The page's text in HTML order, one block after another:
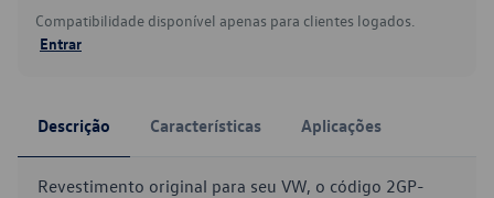
Compatibilidade disponível apenas para clientes logados.
Entrar
Descrição Características Aplicações
Revestimento original para seu VW, o código 2GP-